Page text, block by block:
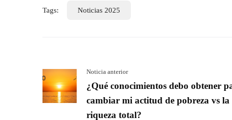
Tags: Noticias 2025
Noticia anterior
¿Qué conocimientos debo obtener
cambiar mi actitud de pobreza vs la
riqueza total?